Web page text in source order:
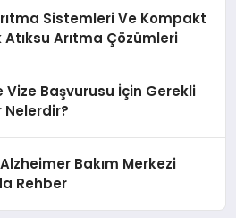
Sistemleri Ve Kompakt
Atıksu Arıtma Çözümleri
Vize Başvurusu İçin Gerekli
Nelerdir?
Bakım Merkezi
Rehber